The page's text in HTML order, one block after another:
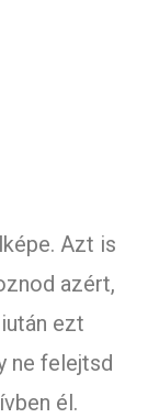
Azt is
azért,
ezt
ne felejtsd
él.